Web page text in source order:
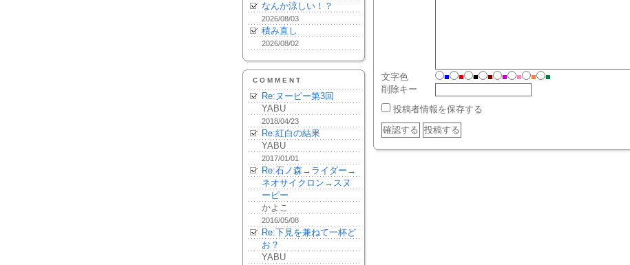
なんか涼しい！？
2026/08/03
積み直し
2026/08/02
COMMENT
Re:ヌーピー第3回
YABU
2018/04/23
Re:紅白の結果
YABU
2017/01/01
Re:石ノ森→ライダー→
ネオサイクロン→スヌ
ーピー
かよこ
2016/05/08
Re:下見を兼ねて一杯ど
お？
YABU
文字色 ■ ■ ■ ■ ■ ■ ■
■
削除キー
投稿者情報を保存する